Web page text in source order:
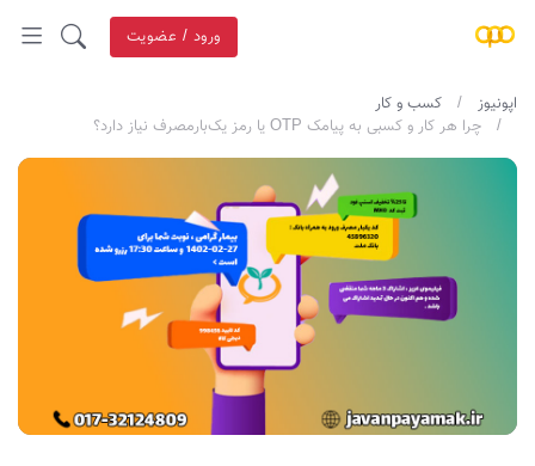
ورود / عضویت
اپونیوز
کسب و کار
چرا هر کار و کسبی به پیامک OTP یا رمز یک‌بارمصرف نیاز دارد؟